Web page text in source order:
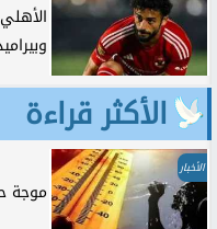
الأكثر قراءة
الأخبار
موجة حر